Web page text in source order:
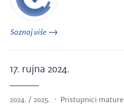
Saznaj više
17. rujna 2024.
2024. / 2025. Pristupnici mature